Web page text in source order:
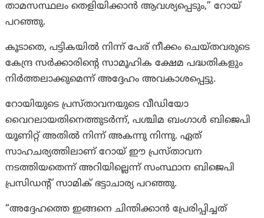
താമസസ്ഥലം തെളിയിക്കാൻ ആവശ്യപ്പെടും,” റോയ്
പറഞ്ഞു.
കൂടാതെ, പട്ടികയിൽ നിന്ന് പേര് നീക്കം ചെയ്തവരുടെ
കേന്ദ്ര സർക്കാരിന്റെ സാമൂഹിക ക്ഷേമ പദ്ധതികളും
നിർത്തലാക്കുമെന്ന് അദ്ദേഹം അവകാശപ്പെട്ടു.
റോയിയുടെ പ്രസ്താവനയുടെ വീഡിയോ
വൈറലായതിനെത്തുടർന്ന്, പശ്ചിമ ബംഗാൾ ബിജെപി
യൂണിറ്റ് അതിൽ നിന്ന് അകന്നു നിന്നു. ഏത്
സാഹചര്യത്തിലാണ് റോയ് ഈ പ്രസ്താവന
നടത്തിയതെന്ന് അറിയില്ലെന്ന് സംസ്ഥാന ബിജെപി
പ്രസിഡന്റ് സാമിക് ഭട്ടാചാര്യ പറഞ്ഞു.
“അദ്ദേഹത്തെ ഇങ്ങനെ ചിന്തിക്കാൻ പ്രേരിപ്പിച്ചത്